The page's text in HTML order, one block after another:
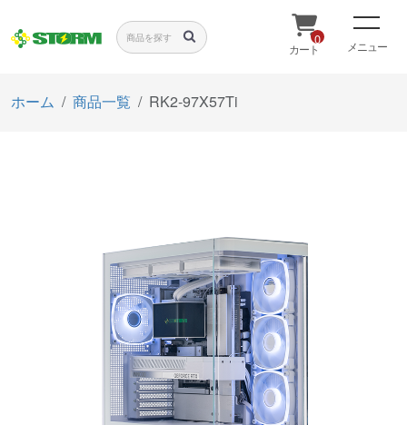
0
カート メニュー
ホーム 商品一覧 RK2-97X57Ti